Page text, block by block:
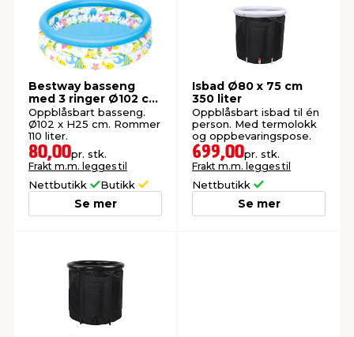
Bestway basseng
med 3 ringer Ø102 cm
110 liter
Oppblåsbart basseng.
Ø102 x H25 cm. Rommer
110 liter.
80,00pr. stk.
Frakt m.m. legges til
Nettbutikk Butikk
Se mer
Isbad Ø80 x 75 cm
350 liter
Oppblåsbart isbad til én
person. Med termolokk
og oppbevaringspose.
699,00pr. stk.
Frakt m.m. legges til
Nettbutikk
Se mer